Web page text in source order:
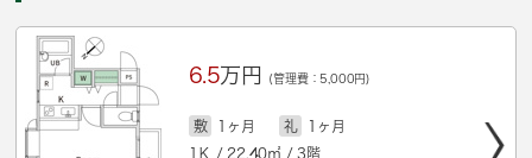
6.5万円 (管理費：5,000円)
敷 1ヶ月 礼
1ヶ月
1Ｋ / 22.40㎡ / 3階